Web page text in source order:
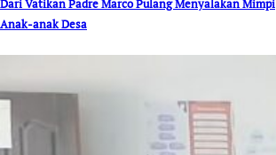
Dari Vatikan Padre Marco Pulang Menyalakan Mimpi
Anak-anak Desa